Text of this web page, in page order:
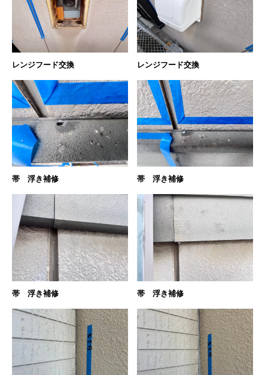
レンジフード交換 レンジフード交換
帯 浮き補修 帯 浮き補修
帯 浮き補修 帯 浮き補修